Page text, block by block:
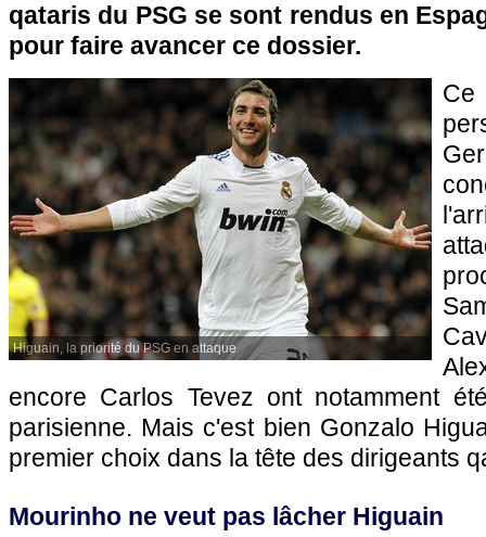
qataris du PSG se sont rendus en
pour faire avancer ce dossier.
Higuain, la priorité du PSG en attaque
Ce
encore Carlos Tevez ont notamment
parisienne. Mais c'est bien Gonzalo
premier choix dans la tête des dirigeants
Mourinho ne veut pas lâcher Higuain